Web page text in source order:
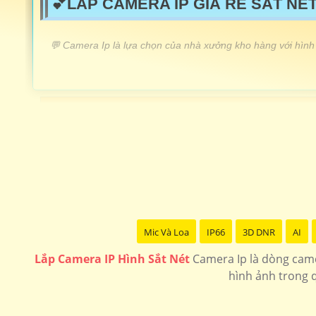
💕LẮP CAMERA IP GIÁ RẺ SẮT
️💬 Camera Ip là lựa chọn của nhà xưởng kho hàng với
Mic Và Loa IP66 3D DNR AI
Lắp Camera IP Hình Sắt NétCamera Ip là dòng
hình ảnh trong